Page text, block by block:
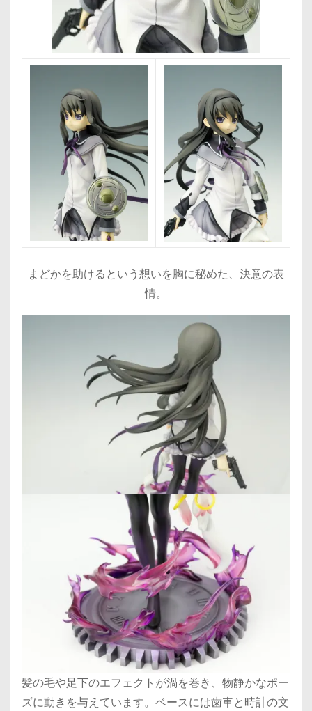
まどかを助けるという想いを胸に秘めた、決意の表
情。
髪の毛や足下のエフェクトが渦を巻き、物静かなポー
ズに動きを与えています。ベースには歯車と時計の文